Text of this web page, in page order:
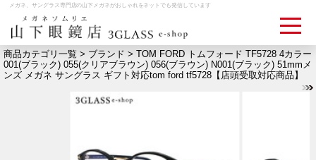
メガネ、サングラス専門店の山下メガネがおしゃれをネットでも発信しています
ログイン お買いものカゴ
商品カテゴリ一覧 > ブランド > TOM FORD トムフォード TF5728 4カラー
001(ブラック) 055(クリアブラウン) 056(ブラウン) N001(ブラック) 51mmメ
ンズ メガネ サングラス ギフト対応tom ford tf5728【店頭受取対応商品】